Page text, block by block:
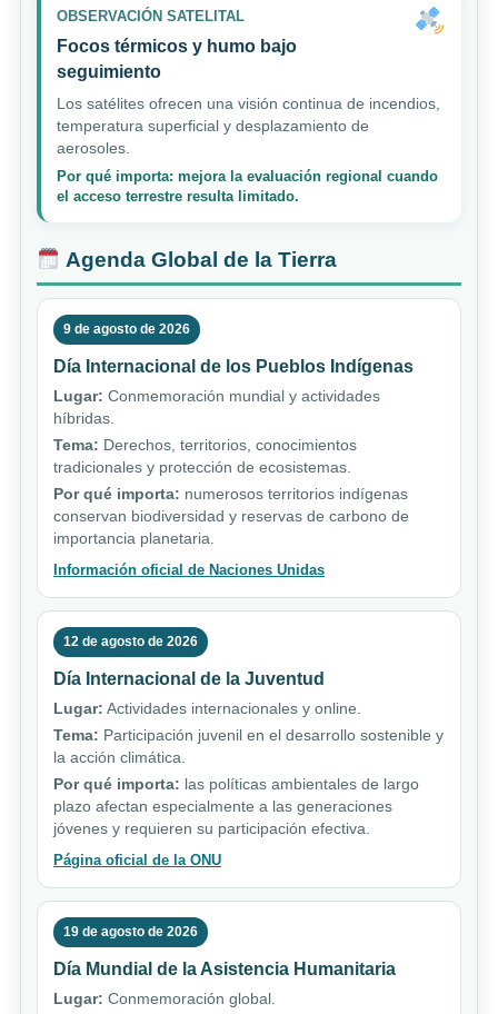
OBSERVACIÓN SATELITAL
Focos térmicos y humo bajo
seguimiento
Los satélites ofrecen una visión continua de incendios,
temperatura superficial y desplazamiento de
aerosoles.
Por qué importa: mejora la evaluación regional cuando
el acceso terrestre resulta limitado.
Agenda Global de la Tierra
9 de agosto de 2026
Día Internacional de los Pueblos Indígenas
Lugar: Conmemoración mundial y actividades
híbridas.
Tema: Derechos, territorios, conocimientos
tradicionales y protección de ecosistemas.
Por qué importa: numerosos territorios indígenas
conservan biodiversidad y reservas de carbono de
importancia planetaria.
Información oficial de Naciones Unidas
12 de agosto de 2026
Día Internacional de la Juventud
Lugar: Actividades internacionales y online.
Tema: Participación juvenil en el desarrollo sostenible y
la acción climática.
Por qué importa: las políticas ambientales de largo
plazo afectan especialmente a las generaciones
jóvenes y requieren su participación efectiva.
Página oficial de la ONU
19 de agosto de 2026
Día Mundial de la Asistencia Humanitaria
Lugar: Conmemoración global.